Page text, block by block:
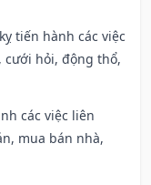
tiến hành các việc
hỏi, động thổ,
các việc liên
mua bán nhà,